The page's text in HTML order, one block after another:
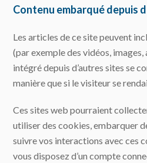
Contenu embarqué depuis
Les articles de ce site peuvent
(par exemple des vidéos,
intégré depuis d’autres sites se
manière que si le visiteur se
Ces sites web pourraient
utiliser des cookies, embarquer
suivre vos interactions avec ces
vous disposez d’un compte